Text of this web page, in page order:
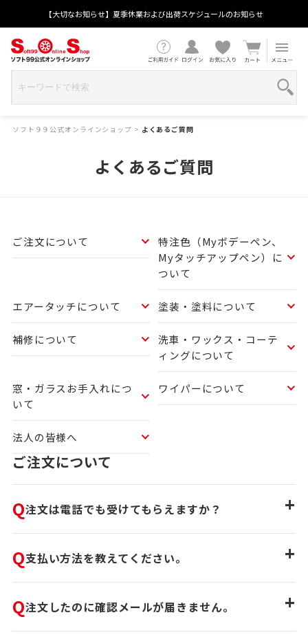
【大切なお知らせ】夏季休業および出荷スケジュールのお知らせ
ソフト９９公式オンラインショップ > よくあるご質問
よくあるご質問
ご注文について
特注色（Myボデーペン、
Myタッチアップペン）に
ついて
エアータッチについて 塗装・塗料について
補修について
洗車・ワックス・コーテ
ィングについて
窓・ガラスお手入れにつ
いて
ワイパーについて
法人の皆様へ
ご注文について
Q注文は電話でも受けてもらえますか？ +
Q支払い方法を教えてください。 +
Q注文したのに確認メールが届きません。 +